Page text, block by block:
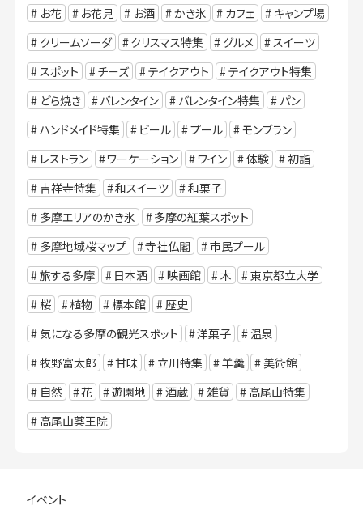
お花
お花見 お酒 かき氷 カフェ
キャンプ場
クリームソーダ
クリスマス特集 グルメ
スイーツ
スポット
チーズ テイクアウト
テイクアウト特集
どら焼き
バレンタイン バレンタイン特集
パン
ハンドメイド特集
ビール プール
モンブラン
レストラン
ワーケーション ワイン 体験
初詣
吉祥寺特集
和スイーツ
和菓子
多摩エリアのかき氷
多摩の紅葉スポット
多摩地域桜マップ
寺社仏閣
市民プール
旅する多摩
日本酒 映画館 木
東京都立大学
桜
植物 標本館
歴史
気になる多摩の観光スポット
洋菓子
温泉
牧野富太郎
甘味 立川特集 羊羹
美術館
自然
花 遊園地 酒蔵 雑貨
高尾山特集
高尾山薬王院
イベント